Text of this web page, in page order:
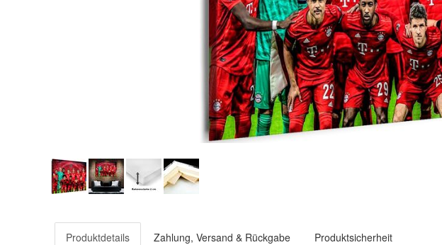
Produktdetails Zahlung, Versand & Rückgabe Produktsicherheit